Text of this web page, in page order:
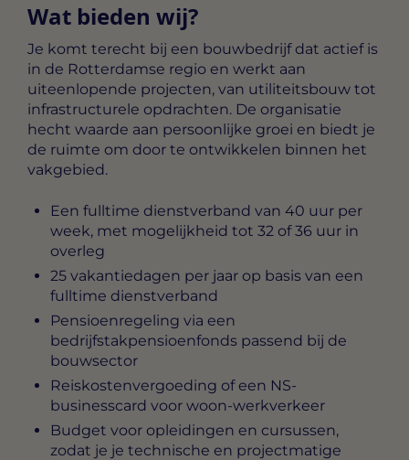
Wat bieden wij?
Je komt terecht bij een bouwbedrijf dat actief is
in de Rotterdamse regio en werkt aan
uiteenlopende projecten, van utiliteitsbouw tot
infrastructurele opdrachten. De organisatie
hecht waarde aan persoonlijke groei en biedt je
de ruimte om door te ontwikkelen binnen het
vakgebied.
Een fulltime dienstverband van 40 uur per
week, met mogelijkheid tot 32 of 36 uur in
overleg
25 vakantiedagen per jaar op basis van een
fulltime dienstverband
Pensioenregeling via een
bedrijfstakpensioenfonds passend bij de
bouwsector
Reiskostenvergoeding of een NS-
businesscard voor woon-werkverkeer
Budget voor opleidingen en cursussen,
zodat je je technische en projectmatige